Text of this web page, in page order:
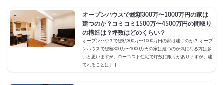
オープンハウスで総額300万〜1000万円の家は
建つのか？コミコミ1500万〜4500万円の間取り
の構造は？坪数はどのくらい？
オープンハウスで総額300万〜1000万円の家は建つのか？ オープ
ンハウスで総額300万〜1000万円の家は建つのか気になる方は多
いと思いますが、ローコスト住宅で坪数に限りがありますが、建
てれることは […]